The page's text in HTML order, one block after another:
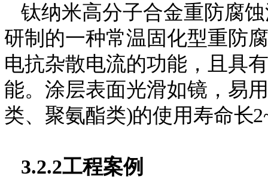
钛纳米高分子合金重防腐
研制的一种常温固化型重防
电抗杂散电流的功能，且具
能。涂层表面光滑如镜，易
类、聚氨酯类)的使用寿命长
3.2.2工程案例